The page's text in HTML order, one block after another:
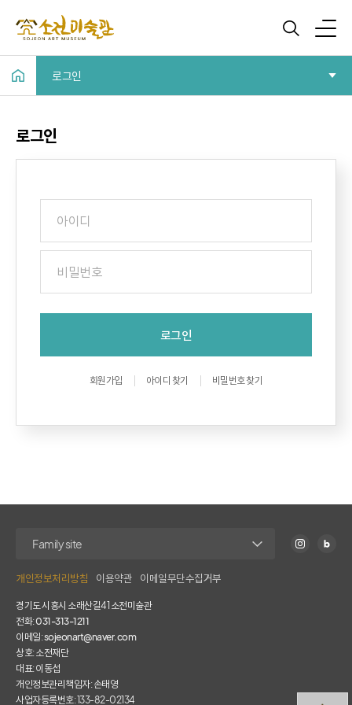
로그인
로그인
로그인
회원가입 아이디 찾기 비밀번호 찾기
경기도 시흥시 소래산길41 소전미술관
전화:031-313-1211
이메일:sojeonart@naver.com
상호: 소전재단
대표: 이동섭
개인정보관리책임자: 손태영
사업자등록번호: 133-82-02134
개인정보처리방침 이용약관 이메일무단수집거부